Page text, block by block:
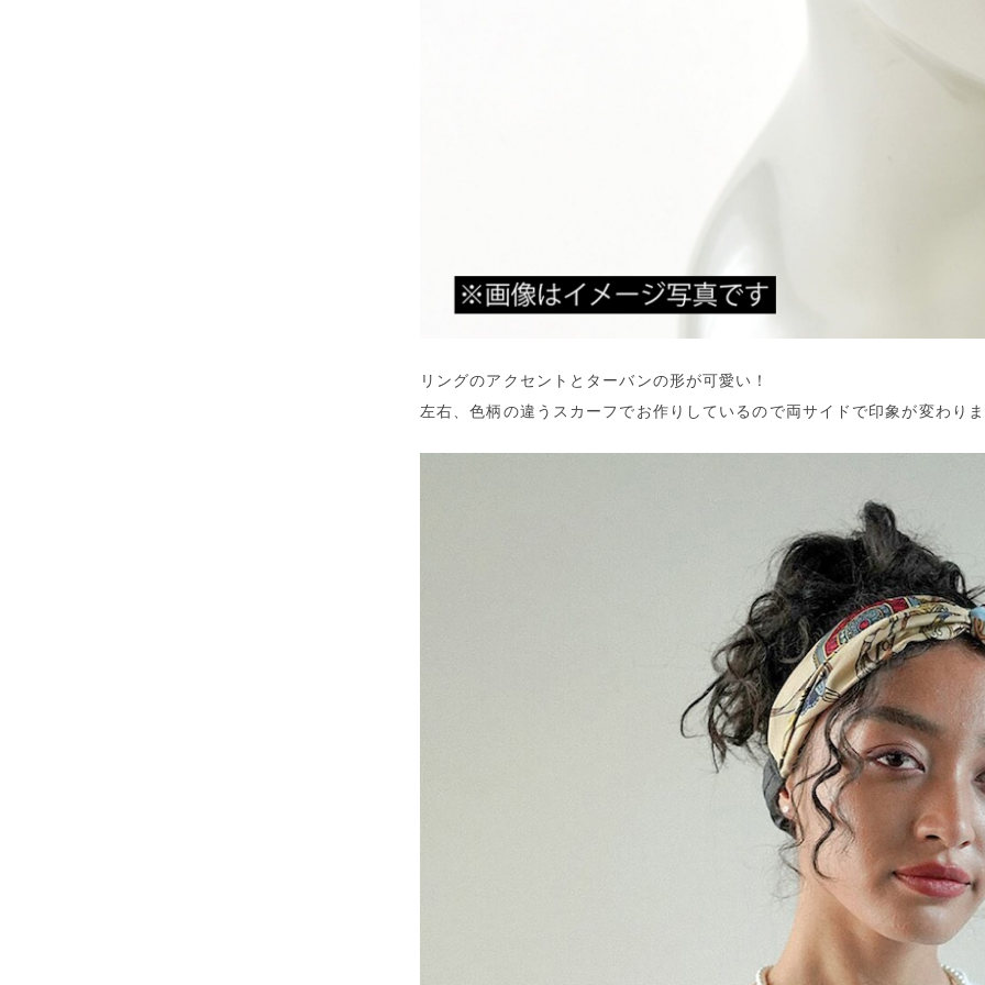
リングのアクセントとターバンの形が可愛い！
左右、色柄の違うスカーフでお作りしているので両サイドで印象が変わり